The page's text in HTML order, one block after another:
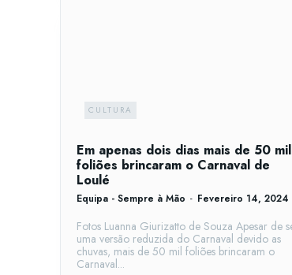
CULTURA
Em apenas dois dias mais de 50 mil
foliões brincaram o Carnaval de
Loulé
Equipa - Sempre à Mão - Fevereiro 14, 2024
Fotos Luanna Giurizatto de Souza Apesar de ser
uma versão reduzida do Carnaval devido as
chuvas, mais de 50 mil foliões brincaram o
Carnaval...